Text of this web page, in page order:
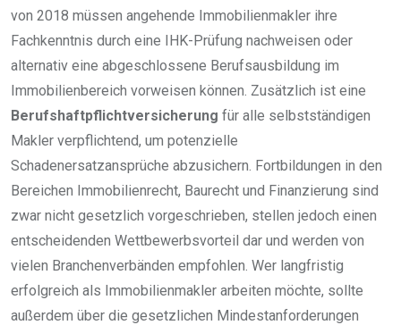
von 2018 müssen angehende Immobilienmakler ihre
Fachkenntnis durch eine IHK-Prüfung nachweisen oder
alternativ eine abgeschlossene Berufsausbildung im
Immobilienbereich vorweisen können. Zusätzlich ist eine
Berufshaftpflichtversicherung für alle selbstständigen
Makler verpflichtend, um potenzielle
Schadenersatzansprüche abzusichern. Fortbildungen in den
Bereichen Immobilienrecht, Baurecht und Finanzierung sind
zwar nicht gesetzlich vorgeschrieben, stellen jedoch einen
entscheidenden Wettbewerbsvorteil dar und werden von
vielen Branchenverbänden empfohlen. Wer langfristig
erfolgreich als Immobilienmakler arbeiten möchte, sollte
außerdem über die gesetzlichen Mindestanforderungen